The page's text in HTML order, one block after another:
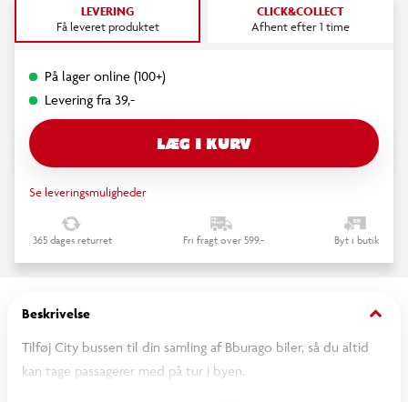
LEVERING
Få leveret produktet
CLICK&COLLECT
Afhent efter 1 time
På lager online (100+)
Levering fra 39,-
LÆG I KURV
Se leveringsmuligheder
365 dages returret Fri fragt over 599,- Byt i butik
Beskrivelse keyboard_arrow_down
Tilføj City bussen til din samling af Bburago biler, så du altid
kan tage passagerer med på tur i byen.